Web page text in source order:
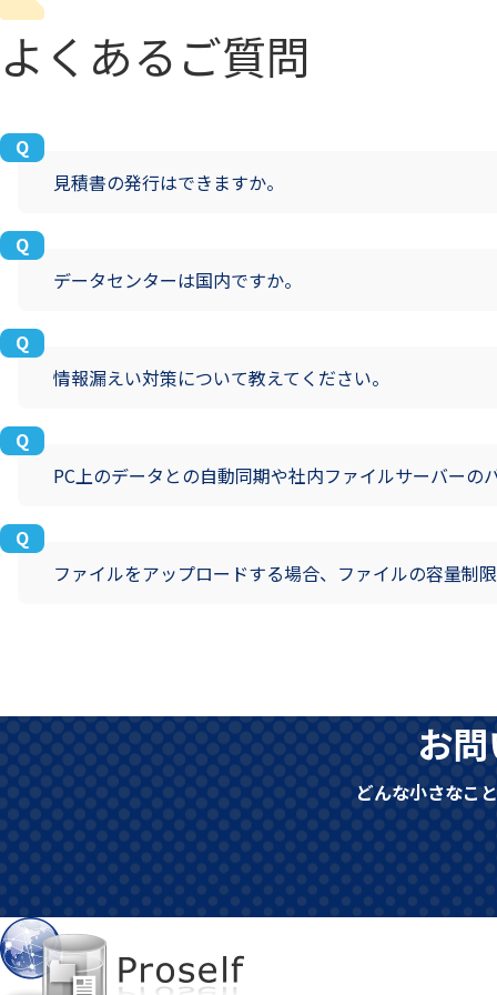
よくあるご質問
見積書の発行はできますか。
データセンターは国内ですか。
情報漏えい対策について教えてください。
PC上のデータとの自動同期や社内ファイルサーバーの
ファイルをアップロードする場合、ファイルの容量制
お
どんな小さなこ